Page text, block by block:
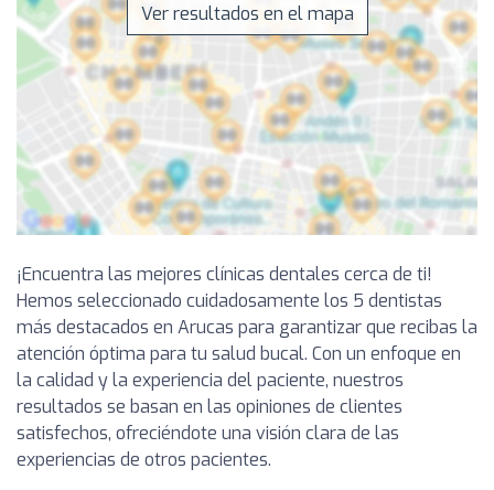
Ver resultados en el mapa
¡Encuentra las mejores clínicas dentales cerca de ti!
Hemos seleccionado cuidadosamente los 5 dentistas
más destacados en Arucas para garantizar que recibas la
atención óptima para tu salud bucal. Con un enfoque en
la calidad y la experiencia del paciente, nuestros
resultados se basan en las opiniones de clientes
satisfechos, ofreciéndote una visión clara de las
experiencias de otros pacientes.